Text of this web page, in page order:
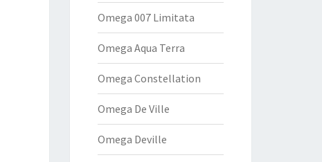
Omega 007 Limitata
Omega Aqua Terra
Omega Constellation
Omega De Ville
Omega Deville